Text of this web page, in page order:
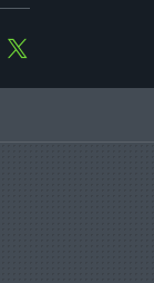
Youtube